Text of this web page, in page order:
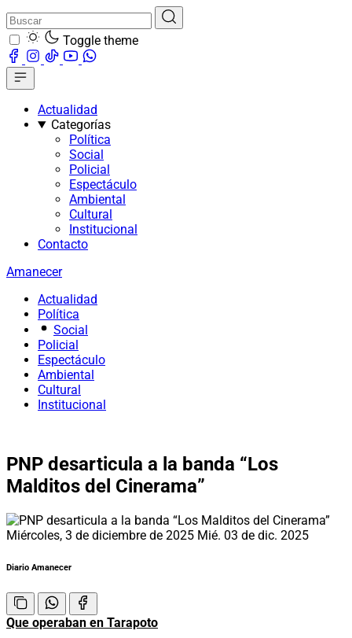
Toggle theme
Actualidad
Categorías
Política
Social
Policial
Espectáculo
Ambiental
Cultural
Institucional
Contacto
Amanecer
Actualidad
Política
Social
Policial
Espectáculo
Ambiental
Cultural
Institucional
PNP desarticula a la banda “Los
Malditos del Cinerama”
Miércoles, 3 de diciembre de 2025 Mié. 03 de dic. 2025
Diario Amanecer
Que operaban en Tarapoto